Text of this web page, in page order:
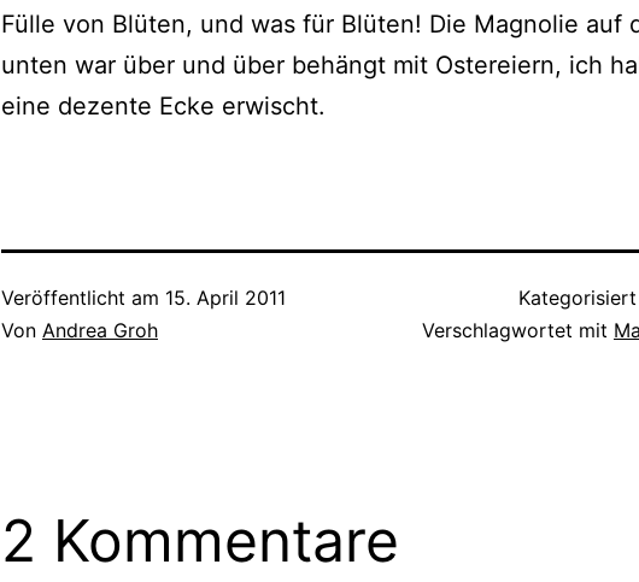
Fülle von Blüten, und was für Blüten! Die Magnolie auf
unten war über und über behängt mit Ostereiern, ich
eine dezen­te Ecke erwischt.
Veröffentlicht am 15. April 2011
Von Andrea Groh
Verschlagwortet mit
2 Kommentare